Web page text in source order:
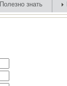
Полезно знать